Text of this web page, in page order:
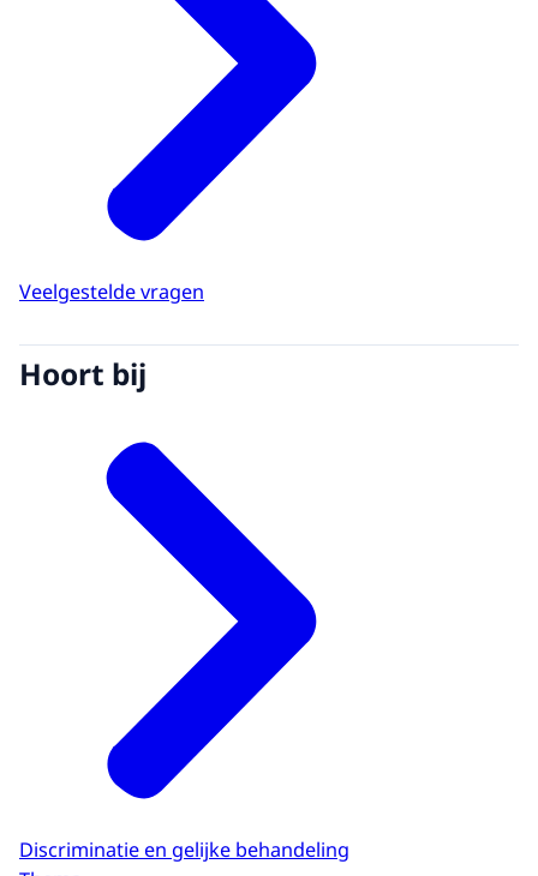
Veelgestelde vragen
Hoort bij
Discriminatie en gelijke behandeling